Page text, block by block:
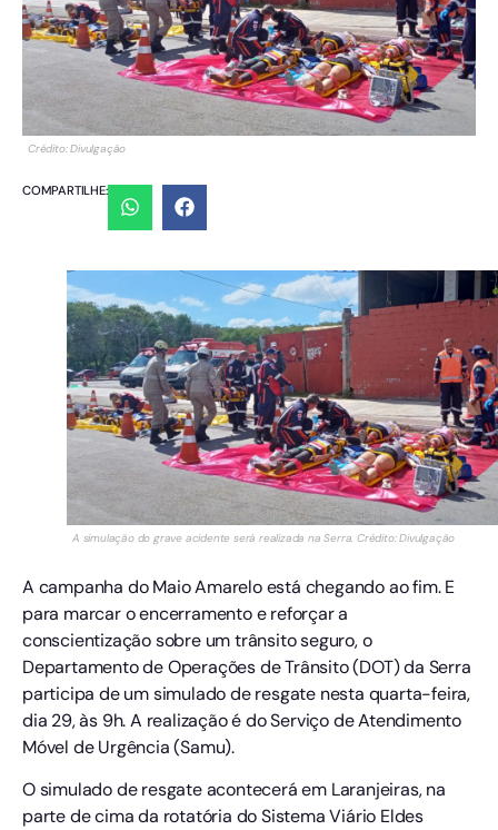
Crédito: Divulgação
COMPARTILHE:
A simulação do grave acidente será realizada na Serra. Crédito: Divulgação
A campanha do Maio Amarelo está chegando ao fim. E
para marcar o encerramento e reforçar a
conscientização sobre um trânsito seguro, o
Departamento de Operações de Trânsito (DOT) da Serra
participa de um simulado de resgate nesta quarta-feira,
dia 29, às 9h. A realização é do Serviço de Atendimento
Móvel de Urgência (Samu).
O simulado de resgate acontecerá em Laranjeiras, na
parte de cima da rotatória do Sistema Viário Eldes